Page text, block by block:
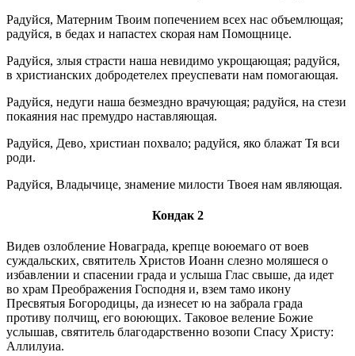
Радуйся, Матерним Твоим попечением всех нас объемлющая;
радуйся, в бедах и напастех скорая нам Помощнице.
Радуйся, злыя страсти наша невидимо укрощающая; радуйся,
в христианских добродетелех преуспевати нам помогающая.
Радуйся, недуги наша безмездно врачующая; радуйся, на стези
покаяния нас премудро наставляющая.
Радуйся, Дево, христиан похвало; радуйся, яко блажат Тя вси
роди.
Радуйся, Владычице, знамение милости Твоея нам являющая.
Кондак 2
Видев озлобление Новаграда, крепце воюемаго от воев
суждальских, святитель Христов Иоанн слезно моляшеся о
избавлении и спасении града и услыша Глас свыше, да идет
во храм Преображения Господня и, взем тамо икону
Пресвятыя Богородицы, да изнесет ю на забрала града
противу полчищ, его воюющих. Таковое веление Божие
услышав, святитель благодарственно возопи Спасу Христу:
Аллилуиа.